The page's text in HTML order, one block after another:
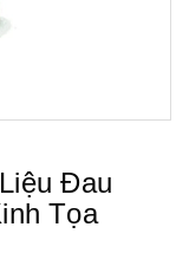
Đau
Tọa